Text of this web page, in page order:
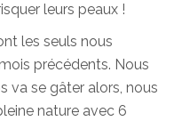
leurs peaux !
les seuls nous
précédents. Nous
va se gâter alors, nous
nature avec 6